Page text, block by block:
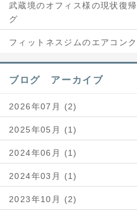
武蔵境のオフィス様の現状復
グ
フィットネスジムのエアコン
ブログ アーカイブ
2026年07月 (2)
2025年05月 (1)
2024年06月 (1)
2024年03月 (1)
2023年10月 (2)